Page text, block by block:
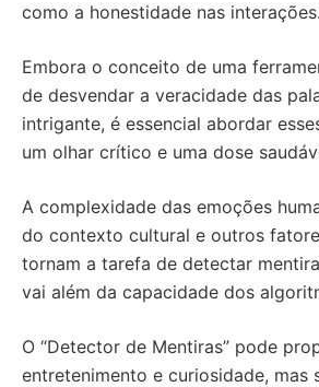
como a honestidade nas interações.
Embora o conceito de uma
de desvendar a veracidade das
intrigante, é essencial abordar
um olhar crítico e uma dose
A complexidade das emoções
do contexto cultural e outros
tornam a tarefa de detectar
vai além da capacidade dos
O “Detector de Mentiras” pode
entretenimento e curiosidade, mas